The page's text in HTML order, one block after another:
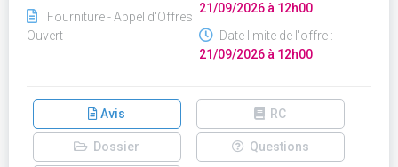
Fourniture - Appel d'Offres
Ouvert
21/09/2026 à 12h00
Date limite de l'offre :
21/09/2026 à 12h00
Avis RC
Dossier Questions